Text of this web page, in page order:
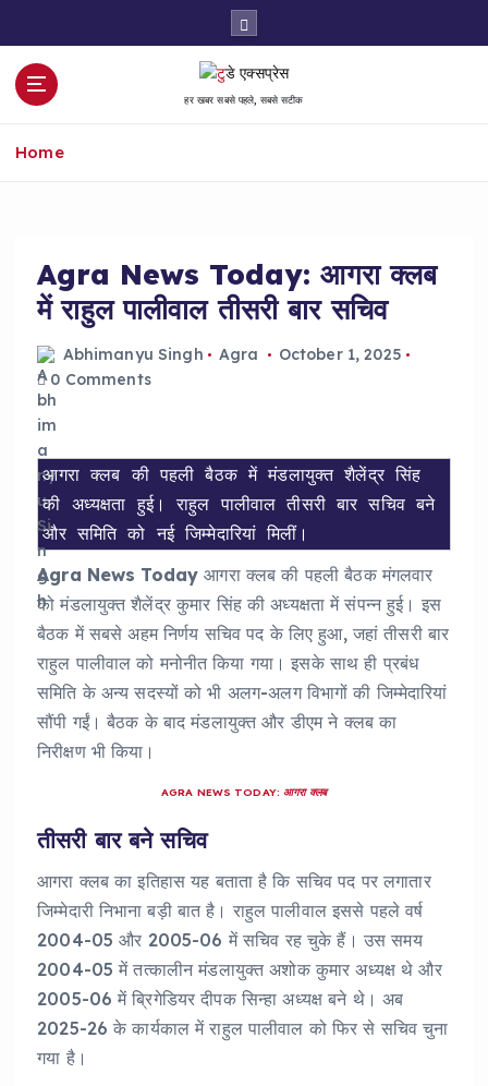
हर खबर सबसे पहले, सबसे सटीक
Home
Agra News Today: आगरा क्लब
में राहुल पालीवाल तीसरी बार सचिव
Abhimanyu Singh Agra
October 1, 2025
0 Comments
आगरा क्लब की पहली बैठक में मंडलायुक्त शैलेंद्र सिंह
की अध्यक्षता हुई। राहुल पालीवाल तीसरी बार सचिव बने
और समिति को नई जिम्मेदारियां मिलीं।
Agra News Today आगरा क्लब की पहली बैठक मंगलवार
को मंडलायुक्त शैलेंद्र कुमार सिंह की अध्यक्षता में संपन्न हुई। इस
बैठक में सबसे अहम निर्णय सचिव पद के लिए हुआ, जहां तीसरी बार
राहुल पालीवाल को मनोनीत किया गया। इसके साथ ही प्रबंध
समिति के अन्य सदस्यों को भी अलग-अलग विभागों की जिम्मेदारियां
सौंपी गईं। बैठक के बाद मंडलायुक्त और डीएम ने क्लब का
निरीक्षण भी किया।
AGRA NEWS TODAY: आगरा क्लब
तीसरी बार बने सचिव
आगरा क्लब का इतिहास यह बताता है कि सचिव पद पर लगातार
जिम्मेदारी निभाना बड़ी बात है। राहुल पालीवाल इससे पहले वर्ष
2004-05 और 2005-06 में सचिव रह चुके हैं। उस समय
2004-05 में तत्कालीन मंडलायुक्त अशोक कुमार अध्यक्ष थे और
2005-06 में ब्रिगेडियर दीपक सिन्हा अध्यक्ष बने थे। अब
2025-26 के कार्यकाल में राहुल पालीवाल को फिर से सचिव चुना
गया है।